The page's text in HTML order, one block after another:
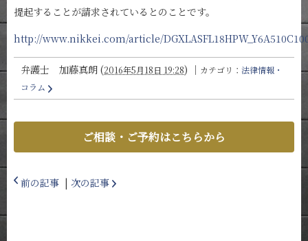
提起することが請求されているとのことです。
http://www.nikkei.com/article/
弁護士 加藤真朗 (2016年5月18日 19:28) ｜ カテゴリ： 法律情報・
コラム
ご相談・ご予約はこちらから
前の記事 | 次の記事